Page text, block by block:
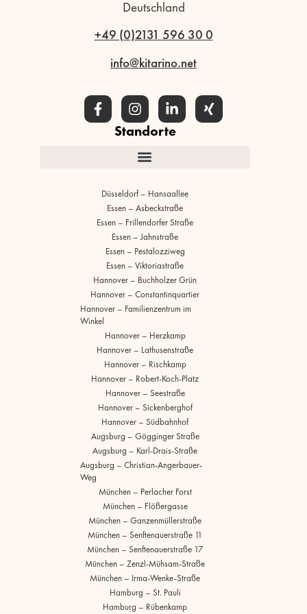
Deutschland
+49 (0)2131 596 30 0
info@kitarino.net
Standorte
Düsseldorf – Hansaallee
Essen – Asbeckstraße
Essen – Frillendorfer Straße
Essen – Jahnstraße
Essen – Pestalozziweg
Essen – Viktoriastraße
Hannover – Buchholzer Grün
Hannover – Constantinquartier
Hannover – Familienzentrum im
Winkel
Hannover – Herzkamp
Hannover – Lathusenstraße
Hannover – Rischkamp
Hannover – Robert-Koch-Platz
Hannover – Seestraße
Hannover – Sickenberghof
Hannover – Südbahnhof
Augsburg – Gögginger Straße
Augsburg – Karl-Drais-Straße
Augsburg – Christian-Angerbauer-
Weg
München – Perlacher Forst
München – Flößergasse
München – Ganzenmüllerstraße
München – Senftenauerstraße 11
München – Senftenauerstraße 17
München – Zenzl-Mühsam-Straße
München – Irma-Wenke-Straße
Hamburg – St. Pauli
Hamburg – Rübenkamp